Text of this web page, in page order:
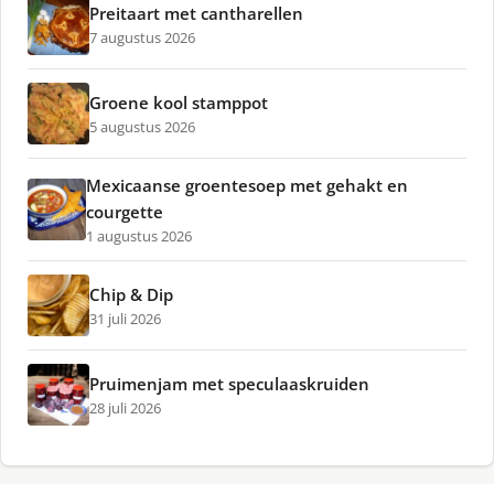
Preitaart met cantharellen
7 augustus 2026
Groene kool stamppot
5 augustus 2026
Mexicaanse groentesoep met gehakt en
courgette
1 augustus 2026
Chip & Dip
31 juli 2026
Pruimenjam met speculaaskruiden
28 juli 2026